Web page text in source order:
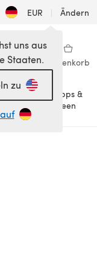
EUR | Ändern
Warenkorb
Tipps &
Ideen
uns aus
Staaten.
zu